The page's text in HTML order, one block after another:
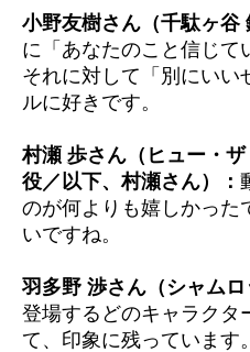
小野友樹さん（千駄ヶ谷
に「あなたのこと信じて
それに対して「別にいい
ルに好きです。
村瀬 歩さん（ヒュー・
役／以下、村瀬さん）：
のが何よりも嬉しかっ
いですね。
羽多野 渉さん（シャム
登場するどのキャラクタ
て、印象に残っています